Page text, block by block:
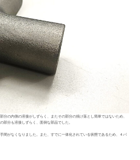
の内側の溶接がしずらく、またその部分の焼け落とし簡単ではないため、
部分も溶接しずらく、面倒な部品でした。
間がなくなりました。また、すでに一体化されている状態であるため、４パ